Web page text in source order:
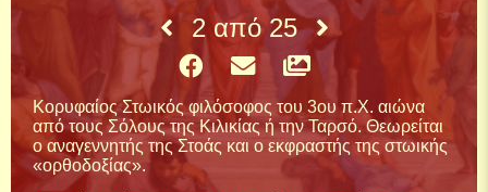
2από25
Κορυφαίος Στωικός φιλόσοφος του 3ου π.Χ. αιώνα
από τους Σόλους της Κιλικίας ή την Ταρσό. Θεωρείται
ο αναγεννητής της Στοάς και ο εκφραστής της στωικής
«ορθοδοξίας».